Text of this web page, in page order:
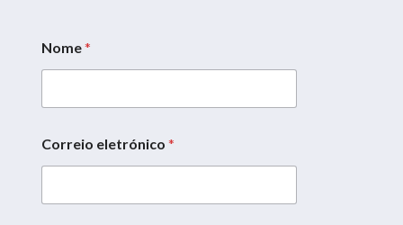
Nome*
Correio eletrónico *